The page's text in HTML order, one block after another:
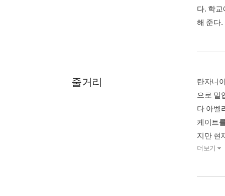
다. 학
해 준다.
줄거리
탄자니
으로 밀
다 아벨
케이트
지만 현
더보기